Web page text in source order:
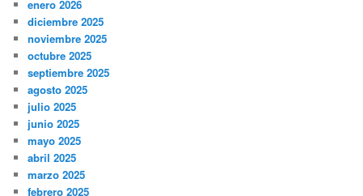
enero 2026
diciembre 2025
noviembre 2025
octubre 2025
septiembre 2025
agosto 2025
julio 2025
junio 2025
mayo 2025
abril 2025
marzo 2025
febrero 2025